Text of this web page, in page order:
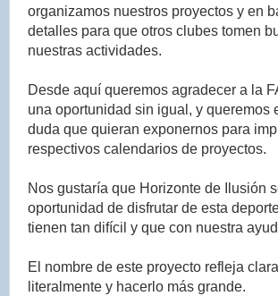
organizamos nuestros proyectos y en
detalles para que otros clubes tomen
nuestras actividades.
Desde aquí queremos agradecer a la
una oportunidad sin igual, y
duda que quieran exponernos para
respectivos calendarios de proyectos.
Nos gustaría que Horizonte de Ilusión
oportunidad de disfrutar de esta
tienen tan difícil y que con nuestra
El nombre de este proyecto refleja
literalmente y hacerlo más grande.